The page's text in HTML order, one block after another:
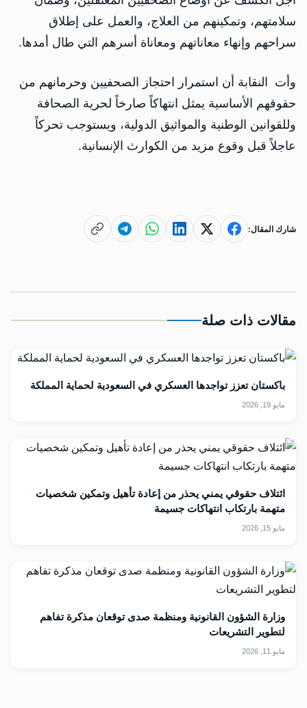
سلامتهم، وتمكينهم من العلاج، والعمل على إطلاق
سراحهم وإنهاء معاناتهم ومعاناة أسرهم التي طال أمدها.
وأت النقابة أن استمرار احتجاز الصحفيين وحرمانهم من
حقوقهم الأساسية يمثل انتهاكاً صارخاً لحرية الصحافة
وللقوانين الوطنية والمواثيق الدولية، ويستوجب تحركاً
عاجلاً قبل وقوع مزيد من الكوارث الإنسانية.
شارك المقال:
مقالات ذات صلة
‏باكستان تعزز تواجدها العسكري في ‎السعودية لحماية المملكة
مايو 19, 2026
ائتلاف حقوقي يمني يحذر من إعادة تأهيل وتمكين شخصيات
متهمة بارتكاب انتهاكات جسيمة
مايو 15, 2026
وزارة الشؤون القانونية ومنظمة صدى توقعان مذكرة تفاهم
لتطوير التشريعات
مايو 11, 2026